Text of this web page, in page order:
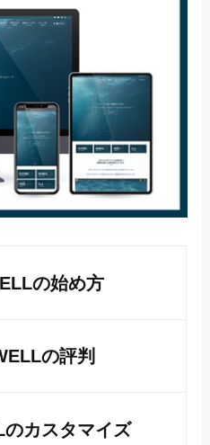
の始め方
の評判
のカスタマイズ